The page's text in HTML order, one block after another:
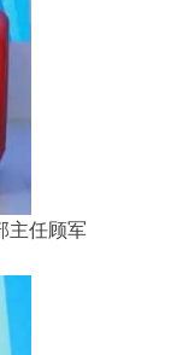
主任顾军